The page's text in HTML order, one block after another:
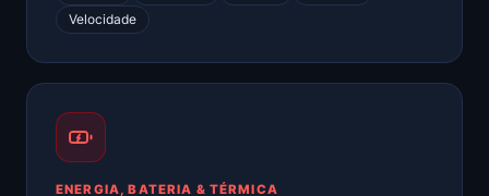
Velocidade
ENERGIA, BATERIA & TÉRMICA